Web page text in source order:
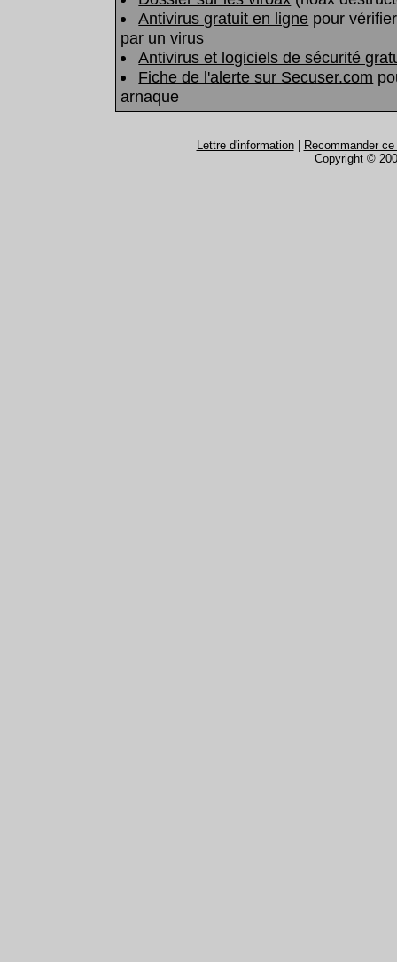
Antivirus gratuit en ligne pour
par un virus
Antivirus et logiciels de sécurité
Fiche de l'alerte sur Secuser.com
arnaque
Lettre d'information|
Recommander
Copyright ©